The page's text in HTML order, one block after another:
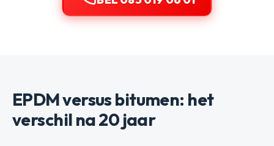
EPDM versus bitumen: het
verschil na 20 jaar